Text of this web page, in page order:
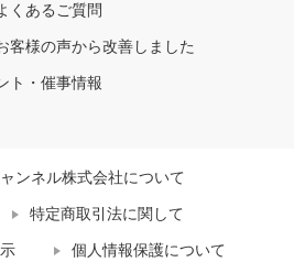
くあるご質問
客様の声から改善しました
ト・催事情報
ンネル株式会社について
特定商取引法に関して
個人情報保護について